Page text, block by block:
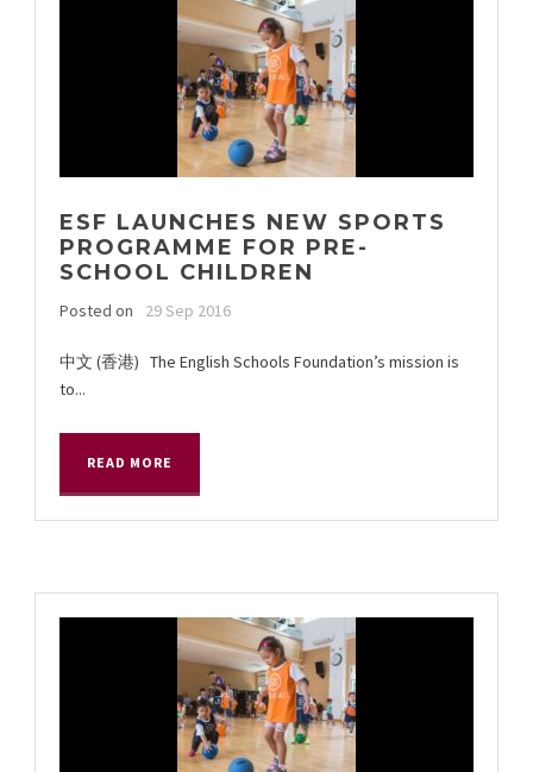
ESF LAUNCHES NEW SPORTS
PROGRAMME FOR PRE-
SCHOOL CHILDREN
Posted on 29 Sep 2016
中文 (香港) The English Schools Foundation’s mission is
to...
READ MORE